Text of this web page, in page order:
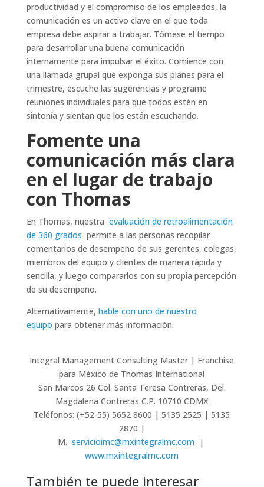
productividad y el compromiso de los empleados, la
comunicación es un activo clave en el que toda
empresa debe aspirar a trabajar. Tómese el tiempo
para desarrollar una buena comunicación
internamente para impulsar el éxito. Comience con
una llamada grupal que exponga sus planes para el
trimestre, escuche las sugerencias y programe
reuniones individuales para que todos estén en
sintonía y sientan que los están escuchando.
Fomente una
comunicación más clara
en el lugar de trabajo
con Thomas
En Thomas, nuestra evaluación de retroalimentación
de 360 ​​grados permite a las personas recopilar
comentarios de desempeño de sus gerentes, colegas,
miembros del equipo y clientes de manera rápida y
sencilla, y luego compararlos con su propia percepción
de su desempeño.
Alternativamente, hable con uno de nuestro
equipo para obtener más información.
Integral Management Consulting Master | Franchise
para México de Thomas International
San Marcos 26 Col. Santa Teresa Contreras, Del.
Magdalena Contreras C.P. 10710 CDMX
Teléfonos: (+52-55) 5652 8600 | 5135 2525 | 5135
2870 |
M. servicioimc@mxintegralmc.com|
www.mxintegralmc.com
También te puede interesar